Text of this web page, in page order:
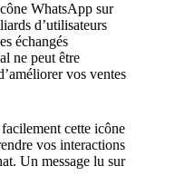
WhatsApp sur
d’utilisateurs
échangés
ne peut être
vos ventes
cette icône
vos interactions
Un message lu sur